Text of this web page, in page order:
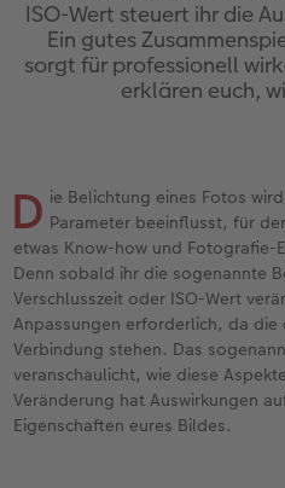
Jahrbuch
CEWE
Schuber
Foto-
Dankeskarten
Dankeskarten
Weitere
Klappkarten
Fotokarten
NEU:
Neuheiten
Extras
CEWE
Max Case
Smartflip
Cardholder
CEWE
Neuheiten
Anleitungen
Baby
Familie
Faszination
App
ISO-Wert steuert ihr die
Ein gutes
sorgt für professionell
erklären euch,
D ie Belichtung eines Fotos
Parameter beeinflusst, für
etwas Know-how und Fotografie-
Denn sobald ihr die sogenannte
Verschlusszeit oder ISO-Wert
Anpassungen erforderlich, da die
Verbindung stehen. Das
veranschaulicht, wie diese
Veränderung hat Auswirkungen
Eigenschaften eures Bildes.